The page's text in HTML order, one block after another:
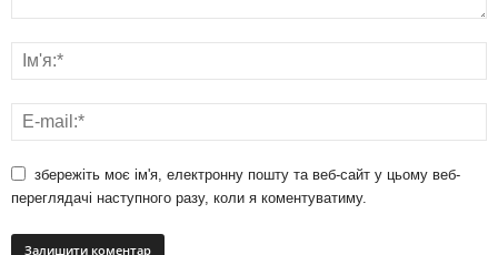
збережіть моє ім'я, електронну пошту та веб-сайт у цьому веб-
переглядачі наступного разу, коли я коментуватиму.